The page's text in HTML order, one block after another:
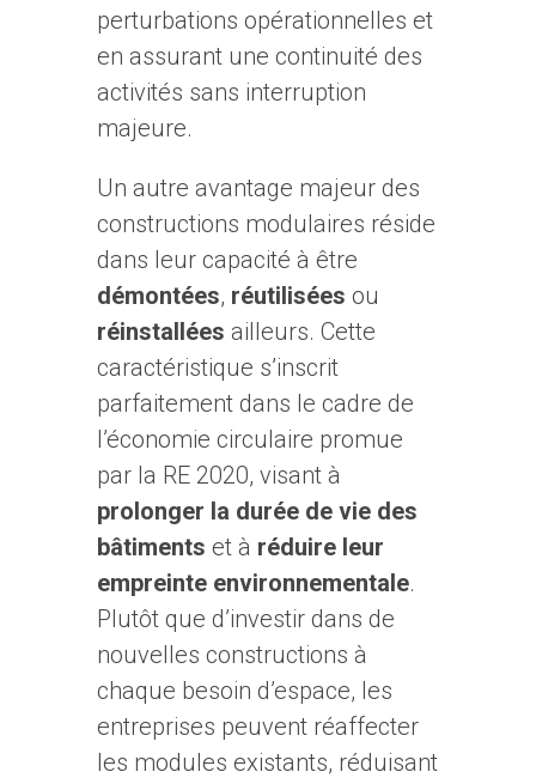
perturbations opérationnelles et
en assurant une continuité des
activités sans interruption
majeure.
Un autre avantage majeur des
constructions modulaires réside
dans leur capacité à être
démontées, réutilisées ou
réinstallées ailleurs. Cette
caractéristique s’inscrit
parfaitement dans le cadre de
l’économie circulaire promue
par la RE 2020, visant à
prolonger la durée de vie des
bâtiments et à réduire leur
empreinte environnementale.
Plutôt que d’investir dans de
nouvelles constructions à
chaque besoin d’espace, les
entreprises peuvent réaffecter
les modules existants, réduisant